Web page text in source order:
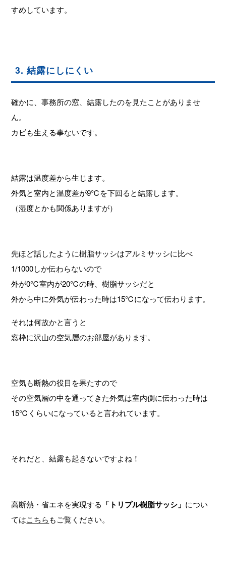
すめしています。
3. 結露にしにくい
確かに、事務所の窓、結露したのを見たことがありませ
ん。
カビも生える事ないです。
結露は温度差から生じます。
外気と室内と温度差が9℃を下回ると結露します。
（湿度とかも関係ありますが）
先ほど話したように樹脂サッシはアルミサッシに比べ
1/1000しか伝わらないので
外が0℃室内が20℃の時、樹脂サッシだと
外から中に外気が伝わった時は15℃になって伝わります。
それは何故かと言うと
窓枠に沢山の空気層のお部屋があります。
空気も断熱の役目を果たすので
その空気層の中を通ってきた外気は室内側に伝わった時は
15℃くらいになっていると言われています。
それだと、結露も起きないですよね！
高断熱・省エネを実現する 「トリプル樹脂サッシ」 につい
てはこちらもご覧ください。